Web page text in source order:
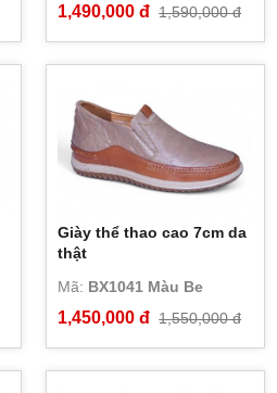
1,490,000 đ 1,590,000 đ
Giày thể thao cao 7cm da
thật
Mã: BX1041 Màu Be
1,450,000 đ 1,550,000 đ